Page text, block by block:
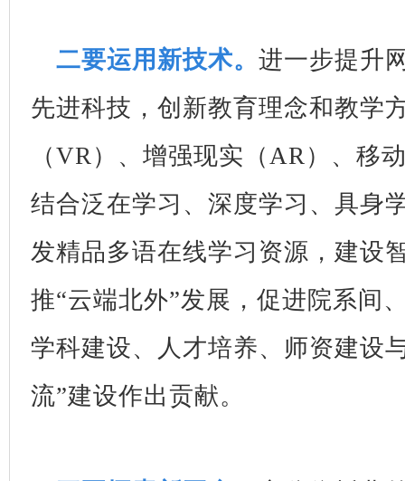
二要运用新技术。 进一步提升
先进科技，创新教育理念和教学
（VR）、增强现实（AR）、移
结合泛在学习、深度学习、具身
发精品多语在线学习资源，建设
推“云端北外”发展，促进院系间
学科建设、人才培养、师资建设
流”建设作出贡献。